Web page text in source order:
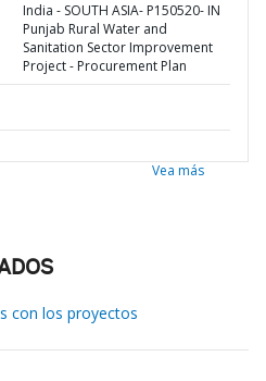
India - SOUTH ASIA- P150520- IN
Punjab Rural Water and
Sanitation Sector Improvement
Project - Procurement Plan
Vea más
con los proyectos